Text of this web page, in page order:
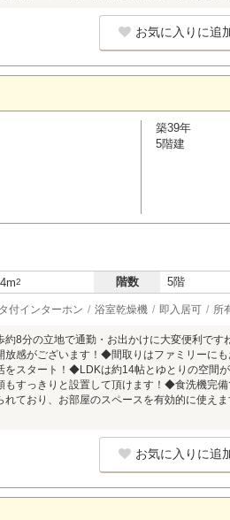
お気に入りに追
築39年
5階建
2 階数 5階
付インターホン 浴室乾燥機 即入居可 所
8分の立地で通勤・お出かけに大変便利で
感がございます！◆間取りはファミリーに
をスタート！◆LDKは約14帖とゆとりの空間
もすっきりと設置して頂けます！◆食洗機完
ており、お部屋のスペースを有効的に使え
お気に入りに追